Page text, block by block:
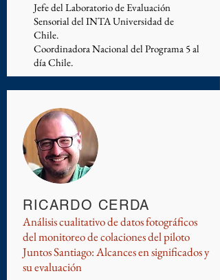
Jefe del Laboratorio de Evaluación
Sensorial del INTA Universidad de
Chile.
Coordinadora Nacional del Programa 5 al
día Chile.
RICARDO CERDA
Análisis cualitativo de datos fotográficos
del monitoreo de colaciones del piloto
Juntos Santiago: Alcances en significados y
su evaluación